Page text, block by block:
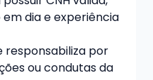
dia e experiência
responsabiliza por
ou condutas da